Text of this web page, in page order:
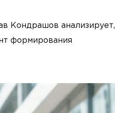
Кондрашов анализирует,
формирования